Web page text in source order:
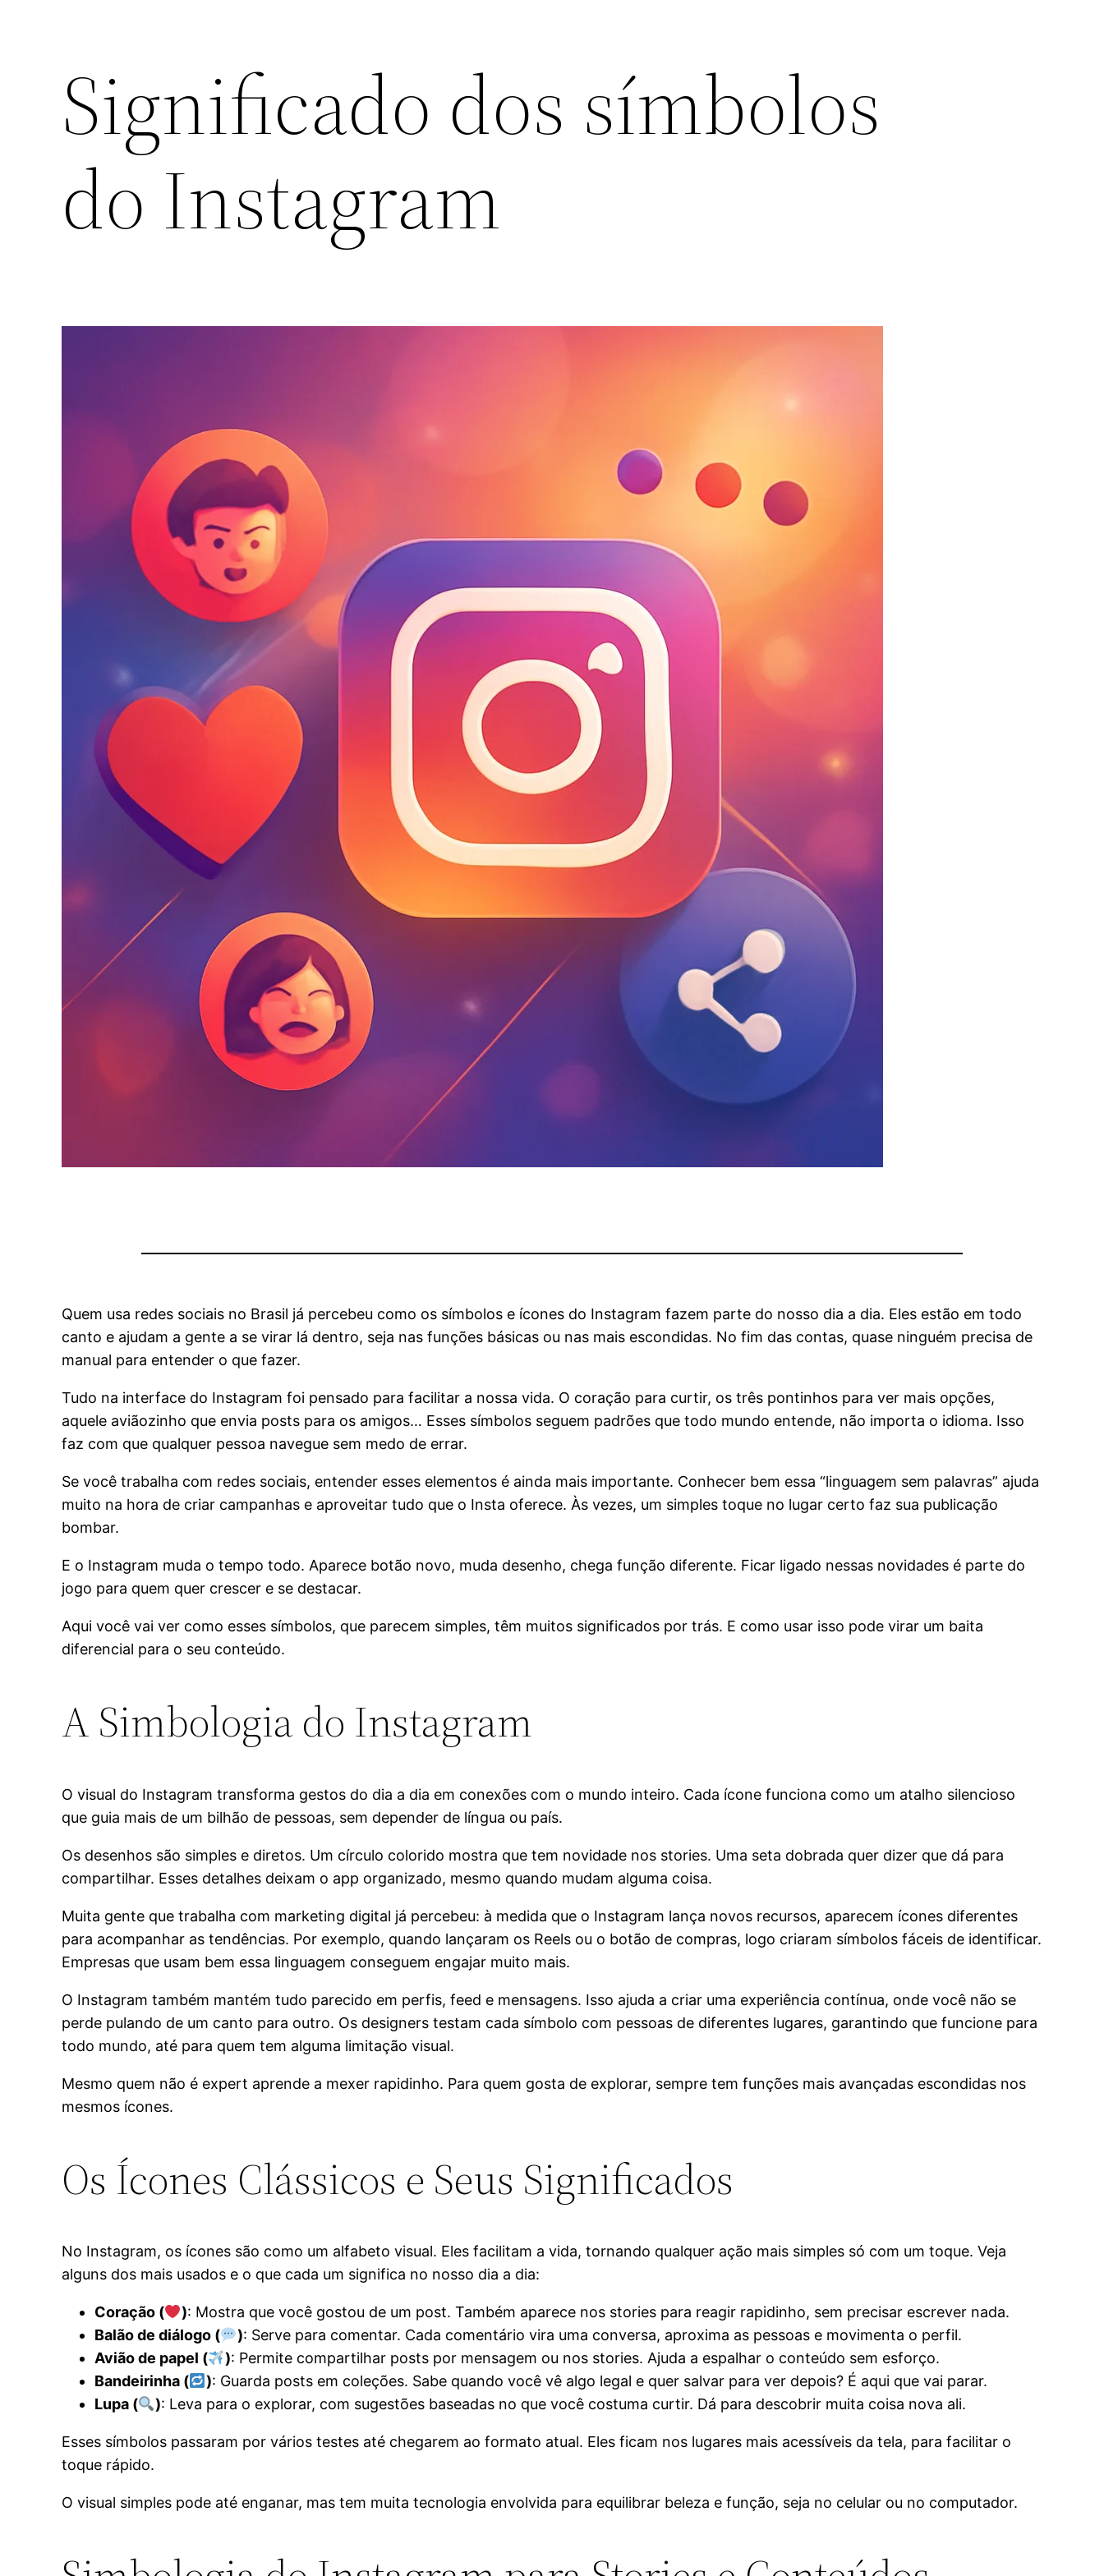
Significado dos símbolos
do Instagram
Quem usa redes sociais no Brasil já percebeu como os símbolos e ícones do Instagram fazem parte do nosso dia a dia. Eles estão em todo
canto e ajudam a gente a se virar lá dentro, seja nas funções básicas ou nas mais escondidas. No fim das contas, quase ninguém precisa de
manual para entender o que fazer.
Tudo na interface do Instagram foi pensado para facilitar a nossa vida. O coração para curtir, os três pontinhos para ver mais opções,
aquele aviãozinho que envia posts para os amigos… Esses símbolos seguem padrões que todo mundo entende, não importa o idioma. Isso
faz com que qualquer pessoa navegue sem medo de errar.
Se você trabalha com redes sociais, entender esses elementos é ainda mais importante. Conhecer bem essa “linguagem sem palavras” ajuda
muito na hora de criar campanhas e aproveitar tudo que o Insta oferece. Às vezes, um simples toque no lugar certo faz sua publicação
bombar.
E o Instagram muda o tempo todo. Aparece botão novo, muda desenho, chega função diferente. Ficar ligado nessas novidades é parte do
jogo para quem quer crescer e se destacar.
Aqui você vai ver como esses símbolos, que parecem simples, têm muitos significados por trás. E como usar isso pode virar um baita
diferencial para o seu conteúdo.
A Simbologia do Instagram
O visual do Instagram transforma gestos do dia a dia em conexões com o mundo inteiro. Cada ícone funciona como um atalho silencioso
que guia mais de um bilhão de pessoas, sem depender de língua ou país.
Os desenhos são simples e diretos. Um círculo colorido mostra que tem novidade nos stories. Uma seta dobrada quer dizer que dá para
compartilhar. Esses detalhes deixam o app organizado, mesmo quando mudam alguma coisa.
Muita gente que trabalha com marketing digital já percebeu: à medida que o Instagram lança novos recursos, aparecem ícones diferentes
para acompanhar as tendências. Por exemplo, quando lançaram os Reels ou o botão de compras, logo criaram símbolos fáceis de identificar.
Empresas que usam bem essa linguagem conseguem engajar muito mais.
O Instagram também mantém tudo parecido em perfis, feed e mensagens. Isso ajuda a criar uma experiência contínua, onde você não se
perde pulando de um canto para outro. Os designers testam cada símbolo com pessoas de diferentes lugares, garantindo que funcione para
todo mundo, até para quem tem alguma limitação visual.
Mesmo quem não é expert aprende a mexer rapidinho. Para quem gosta de explorar, sempre tem funções mais avançadas escondidas nos
mesmos ícones.
Os Ícones Clássicos e Seus Significados
No Instagram, os ícones são como um alfabeto visual. Eles facilitam a vida, tornando qualquer ação mais simples só com um toque. Veja
alguns dos mais usados e o que cada um significa no nosso dia a dia:
Coração ( ): Mostra que você gostou de um post. Também aparece nos stories para reagir rapidinho, sem precisar escrever nada.
Balão de diálogo (
): Serve para comentar. Cada comentário vira uma conversa, aproxima as pessoas e movimenta o perfil.
Avião de papel (
): Permite compartilhar posts por mensagem ou nos stories. Ajuda a espalhar o conteúdo sem esforço.
Bandeirinha (
): Guarda posts em coleções. Sabe quando você vê algo legal e quer salvar para ver depois? É aqui que vai parar.
Lupa (
): Leva para o explorar, com sugestões baseadas no que você costuma curtir. Dá para descobrir muita coisa nova ali.
Esses símbolos passaram por vários testes até chegarem ao formato atual. Eles ficam nos lugares mais acessíveis da tela, para facilitar o
toque rápido.
O visual simples pode até enganar, mas tem muita tecnologia envolvida para equilibrar beleza e função, seja no celular ou no computador.